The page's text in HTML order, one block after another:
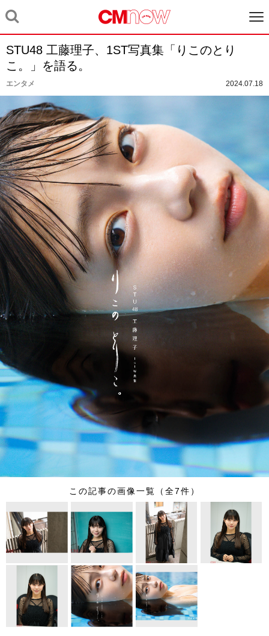
STU48 工藤理子、1ST写真集「りこのとり
こ。」を語る。
エンタメ 2024.07.18
この記事の画像一覧（全7件）